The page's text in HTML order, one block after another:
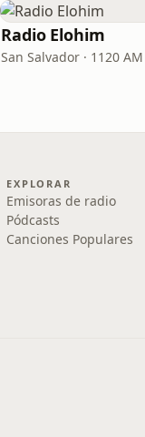
Radio Elohim
San Salvador · 1120 AM
EXPLORAR
Emisoras de radio
Pódcasts
Canciones Populares